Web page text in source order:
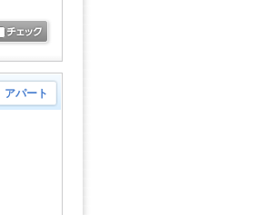
アパート